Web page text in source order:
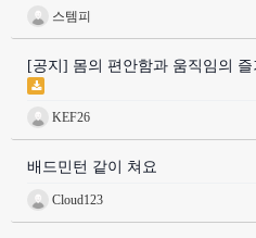
스템피
[공지] 몸의 편안함과 움직임의
KEF26
배드민턴 같이 쳐요
Cloud123